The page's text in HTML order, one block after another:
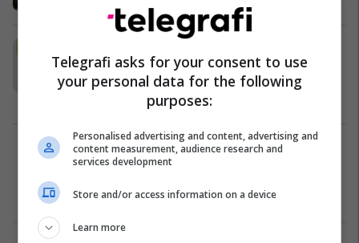
Maqedoni po përballet me mungesë
të kuadrove
Maqedonia e Veriut
Liqeni i Ohrit pranë një katastrofe
ekologjike, ndotja vjen nga uji i
Maqedonia e Veriut 24/08/2022
Telegrafi asks for your consent to use
your personal data for the following
purposes:
Personalised advertising and content, advertising and
content measurement, audience research and
services development
Store and/or access information on a device
Learn more